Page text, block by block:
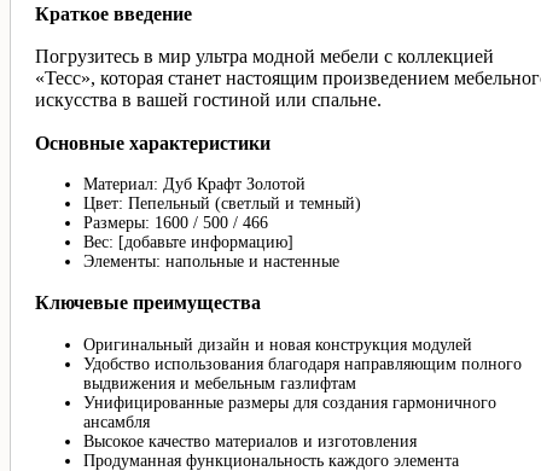
Краткое введение
Погрузитесь в мир ультра модной мебели с коллекцией
«Тесс», которая станет настоящим произведением
искусства в вашей гостиной или спальне.
Основные характеристики
Материал: Дуб Крафт Золотой
Цвет: Пепельный (светлый и темный)
Размеры: 1600 / 500 / 466
Вес: [добавьте информацию]
Элементы: напольные и настенные
Ключевые преимущества
Оригинальный дизайн и новая конструкция модулей
Удобство использования благодаря направляющим полного
выдвижения и мебельным газлифтам
Унифицированные размеры для создания гармоничного
ансамбля
Высокое качество материалов и изготовления
Продуманная функциональность каждого элемента